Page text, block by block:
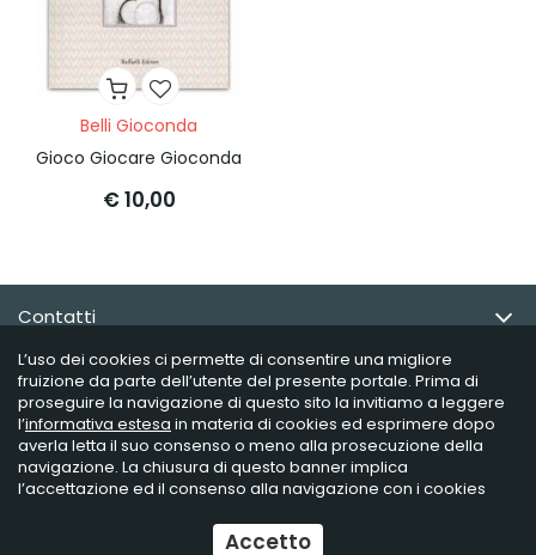
Belli Gioconda
Gioco Giocare Gioconda
€ 10,00
Contatti
Email Newsletter
Info utili
Raffaelli Editore - P.iva 02181230406
L’uso dei cookies ci permette di consentire una migliore
fruizione da parte dell’utente del presente portale. Prima di
proseguire la navigazione di questo sito la invitiamo a leggere
l’informativa estesa in materia di cookies ed esprimere dopo
averla letta il suo consenso o meno alla prosecuzione della
navigazione. La chiusura di questo banner implica
l’accettazione ed il consenso alla navigazione con i cookies
Accetto